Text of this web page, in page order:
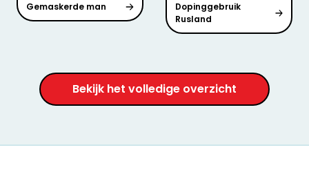
Gemaskerde man
Dopinggebruik
Rusland
Bekijk het volledige overzicht